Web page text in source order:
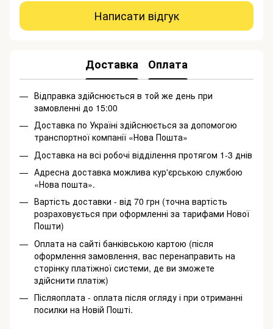
Написати відгук
Доставка Оплата
Відправка здійснюється в той же день при
замовленні до 15:00
Доставка по Україні здійснюється за допомогою
транспортної компанії «Нова Пошта»
Доставка на всі робочі відділення протягом 1-3 днів
Адресна доставка можлива кур'єрською службою
«Нова пошта».
Вартість доставки - від 70 грн (точна вартість
розраховується при оформленні за тарифами Нової
Пошти)
Оплата на сайті банківською картою (після
оформлення замовлення, вас перенаправить на
сторінку платіжної системи, де ви зможете
здійснити платіж)
Післяоплата - оплата після огляду і при отриманні
посилки на Новій Пошті.